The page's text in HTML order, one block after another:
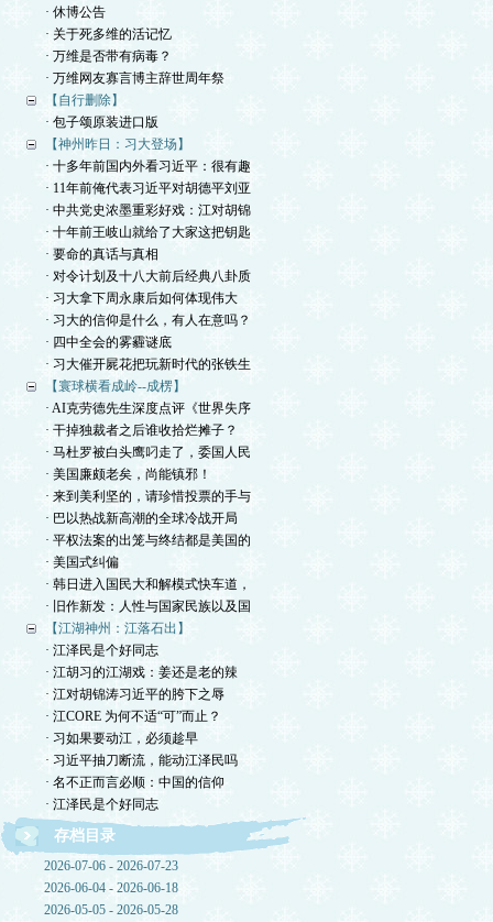
· 休博公告
· 关于死多维的活记忆
· 万维是否带有病毒？
· 万维网友寡言博主辞世周年祭
【自行删除】
· 包子颂原装进口版
【神州昨日：习大登场】
· 十多年前国内外看习近平：很有趣
· 11年前俺代表习近平对胡德平刘亚
· 中共党史浓墨重彩好戏：江对胡锦
· 十年前王岐山就给了大家这把钥匙
· 要命的真话与真相
· 对令计划及十八大前后经典八卦质
· 习大拿下周永康后如何体现伟大
· 习大的信仰是什么，有人在意吗？
· 四中全会的雾霾谜底
· 习大催开屍花把玩新时代的张铁生
【寰球横看成岭--成楞】
· AI克劳德先生深度点评《世界失序
· 干掉独裁者之后谁收拾烂摊子？
· 马杜罗被白头鹰叼走了，委国人民
· 美国廉颇老矣，尚能镇邪！
· 来到美利坚的，请珍惜投票的手与
· 巴以热战新高潮的全球冷战开局
· 平权法案的出笼与终结都是美国的
· 美国式纠偏
· 韩日进入国民大和解模式快车道，
· 旧作新发：人性与国家民族以及国
【江湖神州：江落石出】
· 江泽民是个好同志
· 江胡习的江湖戏：姜还是老的辣
· 江对胡锦涛习近平的胯下之辱
· 江CORE 为何不适“可”而止？
· 习如果要动江，必须趁早
· 习近平抽刀断流，能动江泽民吗
· 名不正而言必顺：中国的信仰
· 江泽民是个好同志
存档目录
2026-07-06 - 2026-07-23
2026-06-04 - 2026-06-18
2026-05-05 - 2026-05-28